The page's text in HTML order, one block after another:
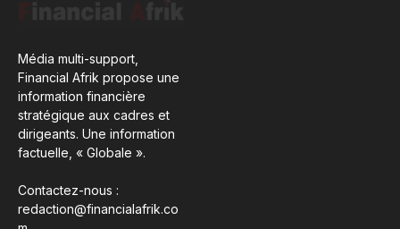
Média multi-support,
Financial Afrik propose une
information financière
stratégique aux cadres et
dirigeants. Une information
factuelle, « Globale ».
Contactez-nous :
redaction@financialafrik.co